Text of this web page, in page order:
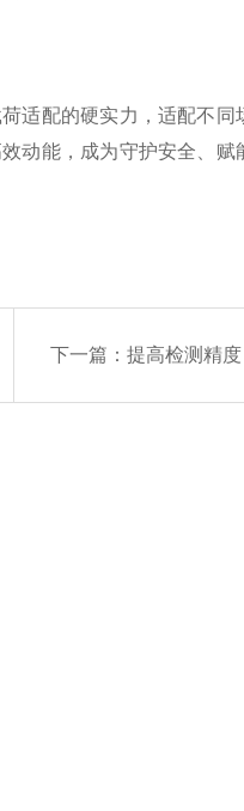
配的硬实力，适配不同
动能，成为守护安全、
下一篇： 提高检测精度